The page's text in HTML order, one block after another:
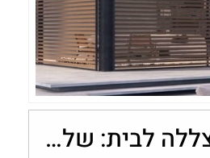
פתרונות הצללה לבית: שליטה בכמות האור עם מערכות אלומיניום